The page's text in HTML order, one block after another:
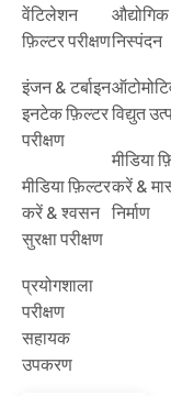
वेंटिलेशन
फ़िल्टर परीक्षण
इंजन & टर्बाइन
इनटेक फ़िल्टर
परीक्षण
मीडिया फ़िल्टर
करें & श्वसन
सुरक्षा परीक्षण
प्रयोगशाला
परीक्षण
सहायक
उपकरण
औद्योगिक
निस्पंदन
विद्युत
मीडिया
करें &
निर्माण